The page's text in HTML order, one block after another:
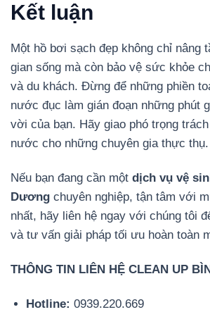
Kết luận
Một hồ bơi sạch đẹp không chỉ nâng
gian sống mà còn bảo vệ sức khỏe
và du khách. Đừng để những phiền
nước đục làm gián đoạn những phút
vời của bạn. Hãy giao phó trọng
nước cho những chuyên gia thực thụ.
Nếu bạn đang cần một dịch vụ vệ
Dương chuyên nghiệp, tận tâm với
nhất, hãy liên hệ ngay với chúng tôi
và tư vấn giải pháp tối ưu hoàn toàn
THÔNG TIN LIÊN HỆ CLEAN UP
Hotline: 0939.220.669